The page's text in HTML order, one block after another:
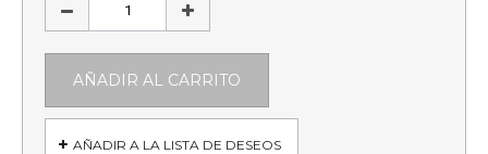
AÑADIR AL CARRITO
AÑADIR A LA LISTA DE DESEOS